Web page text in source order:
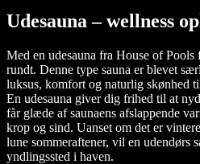
Udesauna – wellness
Med en udesauna fra House of Pools
rundt. Denne type sauna er blevet
luksus, komfort og naturlig skønhed
En udesauna giver dig frihed til at
får glæde af saunaens afslappende
krop og sind. Uanset om det er
lune sommeraftener, vil en udendørs
yndlingssted i haven.